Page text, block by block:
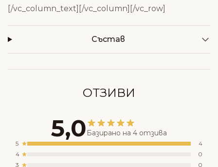
[/vc_column_text][/vc_column][/vc_row]
Състав
ОТЗИВИ
5,0 Базирано на 4 отзива
5
4
4
0
3
0